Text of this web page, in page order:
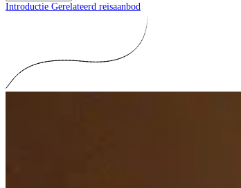
Introductie Gerelateerd reisaanbod